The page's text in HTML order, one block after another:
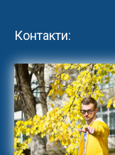
Контакти: